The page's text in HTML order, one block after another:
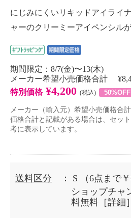
にじみにくいリキッドアイライ
ャーのクリーミーアイペンシルが
期間限定：8/7(金)〜13(木)
メーカー希望小売価格合計
特別価格 ¥4,200 (税込) 50%OFF
メーカー（輸入元）希望小売価格合
価格合計と記載がある場合は、セッ
考に表示しています。
送料区分 ： S
（6点まで￥
ショップチャ
料無料［詳細 ］